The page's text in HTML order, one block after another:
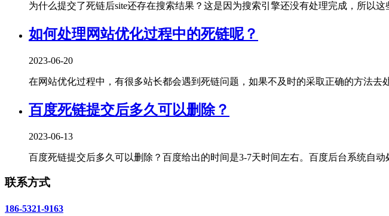
为什么提交了死链后site还存在搜索结果？这是因为搜索引擎还没有处理完成，所以
如何处理网站优化过程中的死链呢？
2023-06-20
在网站优化过程中，有很多站长都会遇到死链问题，如果不及时的采取正确的方法去
百度死链提交后多久可以删除？
2023-06-13
百度死链提交后多久可以删除？百度给出的时间是3-7天时间左右。百度后台系统自
联系方式
186-5321-9163